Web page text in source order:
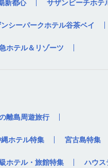
新都心 サザンビーチホテ
ンシーパークホテル谷茶ベイ
ホテル＆リゾーツ
離島周遊旅行
ホテル特集 宮古島特集
ホテル・旅館特集 ハウス